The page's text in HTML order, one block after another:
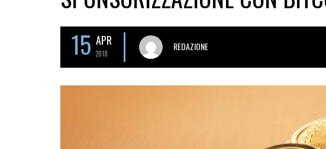
15 APR
2018
REDAZIONE